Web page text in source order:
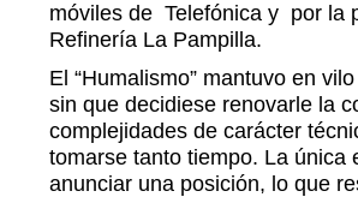
móviles de Telefónica y por la
Refinería La Pampilla.
El “Humalismo” mantuvo en
sin que decidiese renovarle la
complejidades de carácter
tomarse tanto tiempo. La única
anunciar una posición, lo que